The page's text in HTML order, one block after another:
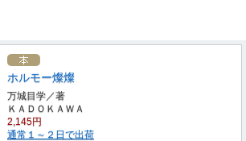
ホルモー燦燦
万城目学／著
ＫＡＤＯＫＡＷＡ
2,145円
通常１～２日で出荷